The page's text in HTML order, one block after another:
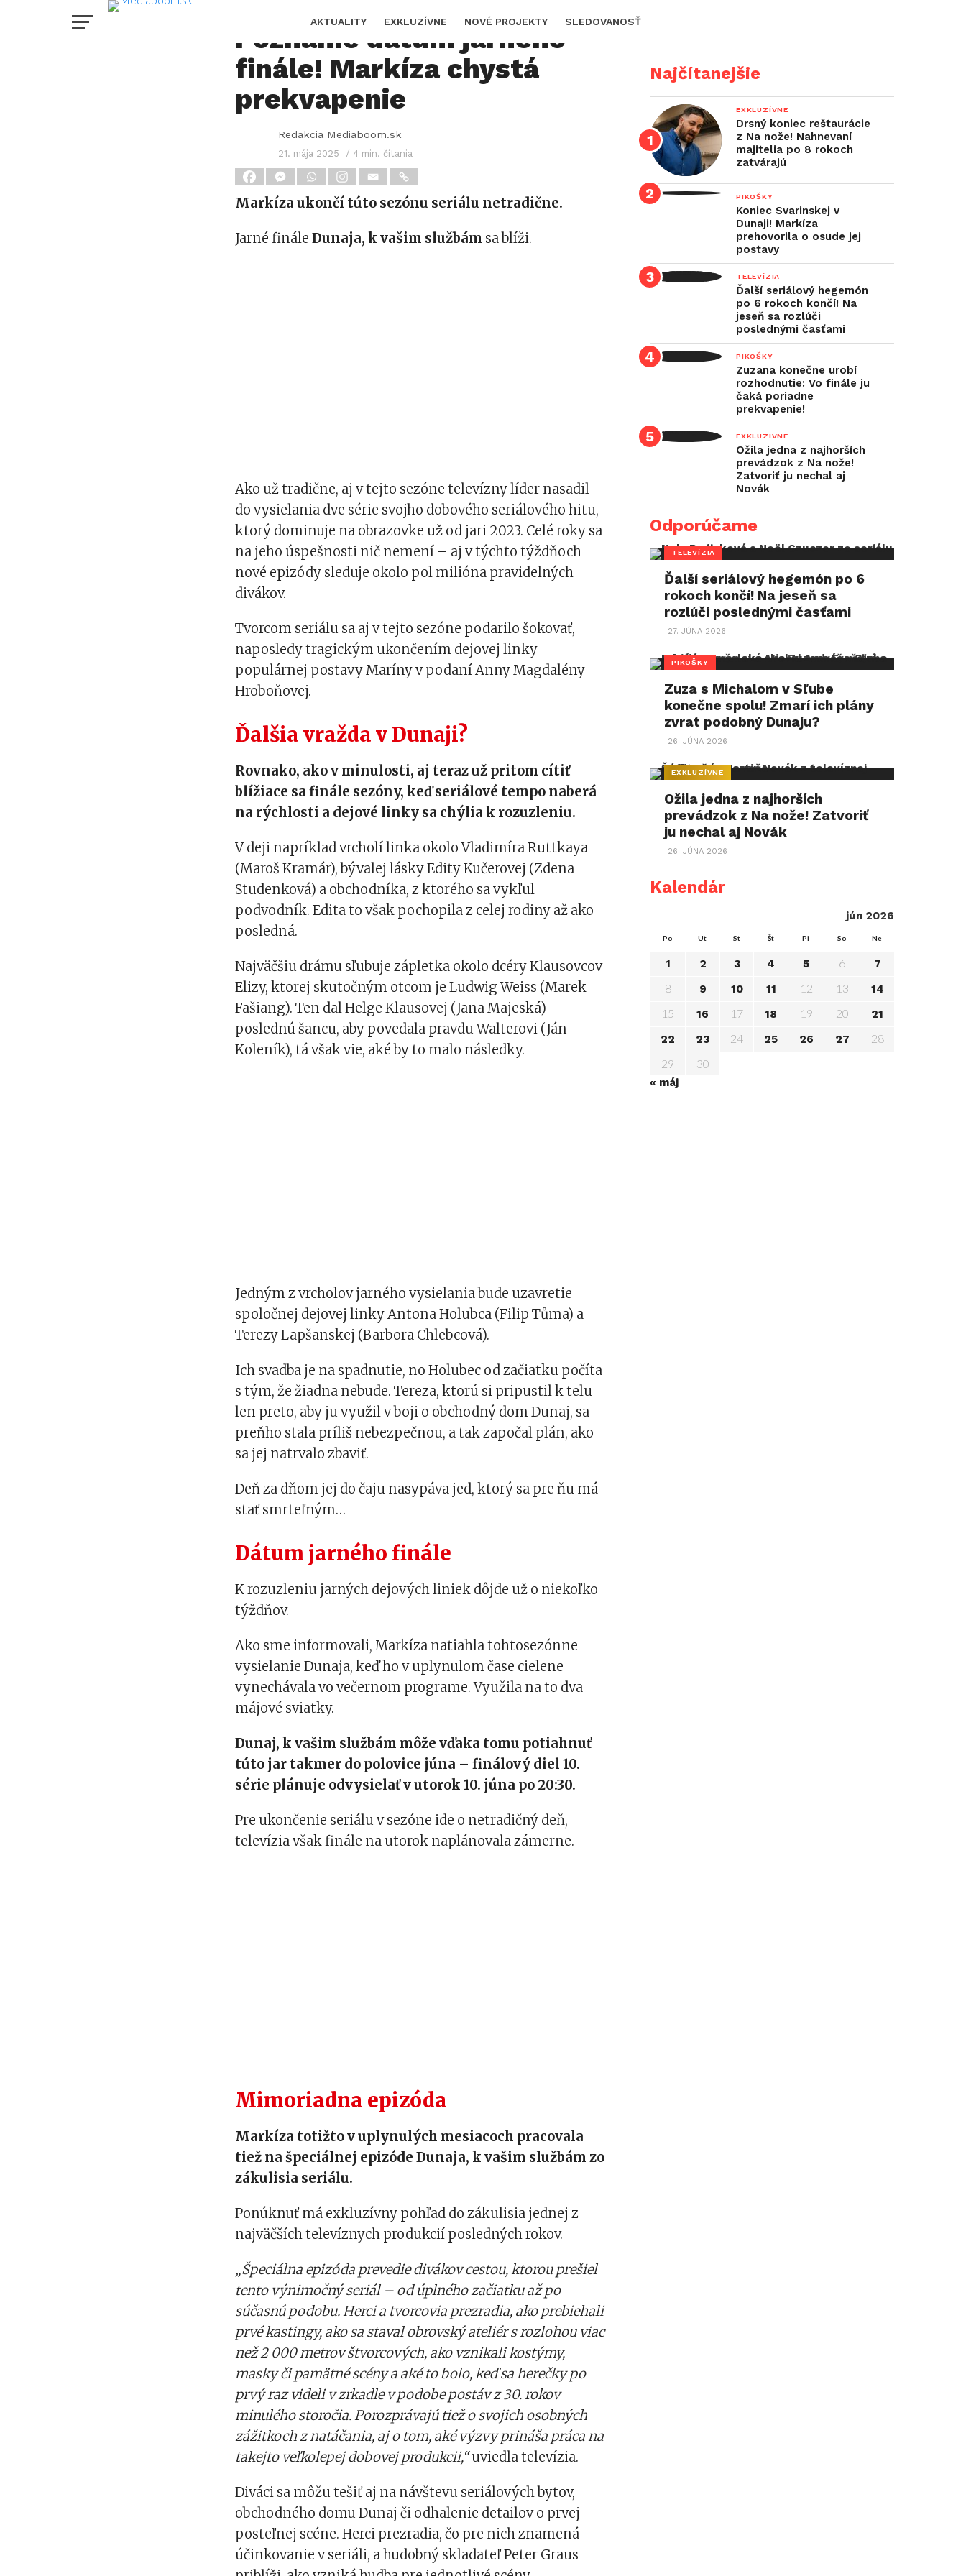
AKTUALITY EXKLUZÍVNE NOVÉ PROJEKTY SLEDOVANOSŤ
Dráma v Dunaji vrcholí:
Poznáme dátum jarného
finále! Markíza chystá
prekvapenie
Redakcia Mediaboom.sk
21. mája 2025 / 4 min. čítania
Markíza ukončí túto sezónu seriálu netradične.
Jarné fináleDunaja, k vašim službám sa blíži.
Ako už tradične, aj v tejto sezóne televízny líder nasadil
do vysielania dve série svojho dobového seriálového hitu,
ktorý dominuje na obrazovke už od jari 2023. Celé roky sa
na jeho úspešnosti nič nemení – aj v týchto týždňoch
nové epizódy sleduje okolo pol milióna pravidelných
divákov.
Tvorcom seriálu sa aj v tejto sezóne podarilo šokovať,
naposledy tragickým ukončením dejovej linky
populárnej postavy Maríny v podaní Anny Magdalény
Hroboňovej.
Ďalšia vražda v Dunaji?
Rovnako, ako v minulosti, aj teraz už pritom cítiť
blížiace sa finále sezóny, keď seriálové tempo naberá
na rýchlosti a dejové linky sa chýlia k rozuzleniu.
V deji napríklad vrcholí linka okolo Vladimíra Ruttkaya
(Maroš Kramár), bývalej lásky Edity Kučerovej (Zdena
Studenková) a obchodníka, z ktorého sa vykľul
podvodník. Edita to však pochopila z celej rodiny až ako
posledná.
Najväčšiu drámu sľubuje zápletka okolo dcéry Klausovcov
Elizy, ktorej skutočným otcom je Ludwig Weiss (Marek
Fašiang). Ten dal Helge Klausovej (Jana Majeská)
poslednú šancu, aby povedala pravdu Walterovi (Ján
Koleník), tá však vie, aké by to malo následky.
Jedným z vrcholov jarného vysielania bude uzavretie
spoločnej dejovej linky Antona Holubca (Filip Tůma) a
Terezy Lapšanskej (Barbora Chlebcová).
Ich svadba je na spadnutie, no Holubec od začiatku počíta
s tým, že žiadna nebude. Tereza, ktorú si pripustil k telu
len preto, aby ju využil v boji o obchodný dom Dunaj, sa
preňho stala príliš nebezpečnou, a tak započal plán, ako
sa jej natrvalo zbaviť.
Deň za dňom jej do čaju nasypáva jed, ktorý sa pre ňu má
stať smrteľným…
Dátum jarného finále
K rozuzleniu jarných dejových liniek dôjde už o niekoľko
týždňov.
Ako sme informovali, Markíza natiahla tohtosezónne
vysielanie Dunaja, keď ho v uplynulom čase cielene
vynechávala vo večernom programe. Využila na to dva
májové sviatky.
Dunaj, k vašim službám môže vďaka tomu potiahnuť
túto jar takmer do polovice júna – finálový diel 10.
série plánuje odvysielať v utorok 10. júna po 20:30.
Pre ukončenie seriálu v sezóne ide o netradičný deň,
televízia však finále na utorok naplánovala zámerne.
Mimoriadna epizóda
Markíza totižto v uplynulých mesiacoch pracovala
tiež na špeciálnej epizóde Dunaja, k vašim službám zo
zákulisia seriálu.
Ponúknuť má exkluzívny pohľad do zákulisia jednej z
najväčších televíznych produkcií posledných rokov.
„Špeciálna epizóda prevedie divákov cestou, ktorou prešiel
tento výnimočný seriál – od úplného začiatku až po
súčasnú podobu. Herci a tvorcovia prezradia, ako prebiehali
prvé kastingy, ako sa staval obrovský ateliér s rozlohou viac
než 2 000 metrov štvorcových, ako vznikali kostýmy,
masky či pamätné scény a aké to bolo, keď sa herečky po
prvý raz videli v zrkadle v podobe postáv z 30. rokov
minulého storočia. Porozprávajú tiež o svojich osobných
zážitkoch z natáčania, aj o tom, aké výzvy prináša práca na
takejto veľkolepej dobovej produkcii,“uviedla televízia.
Diváci sa môžu tešiť aj na návštevu seriálových bytov,
obchodného domu Dunaj či odhalenie detailov o prvej
posteľnej scéne. Herci prezradia, čo pre nich znamená
účinkovanie v seriáli, a hudobný skladateľ Peter Graus
Najčítanejšie
EXKLUZÍVNE
Drsný koniec reštaurácie
z Na nože! Nahnevaní
majitelia po 8 rokoch
zatvárajú
PIKOŠKY
Koniec Svarinskej v
Dunaji! Markíza
prehovorila o osude jej
postavy
TELEVÍZIA
Ďalší seriálový hegemón
po 6 rokoch končí! Na
jeseň sa rozlúči
poslednými časťami
PIKOŠKY
Zuzana konečne urobí
rozhodnutie: Vo finále ju
čaká poriadne
prekvapenie!
EXKLUZÍVNE
Ožila jedna z najhorších
prevádzok z Na nože!
Zatvoriť ju nechal aj
Novák
Odporúčame
TELEVÍZIA
Ďalší seriálový hegemón po 6
rokoch končí! Na jeseň sa
rozlúči poslednými časťami
27. JÚNA 2026
PIKOŠKY
Zuza s Michalom v Sľube
konečne spolu! Zmarí ich plány
zvrat podobný Dunaju?
26. JÚNA 2026
EXKLUZÍVNE
Ožila jedna z najhorších
prevádzok z Na nože! Zatvoriť
ju nechal aj Novák
26. JÚNA 2026
Kalendár
jún 2026
Po Ut St Št Pi So Ne
1 2 3 4 5 6 7
8 9 10 11 12 13 14
15 16 17 18 19 20
21
22
23 24 25 26 27
28
29
30
« máj